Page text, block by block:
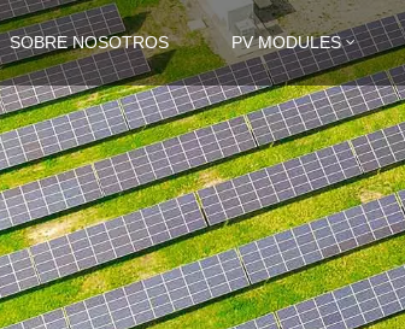
SOBRE NOSOTROS PV MODULES